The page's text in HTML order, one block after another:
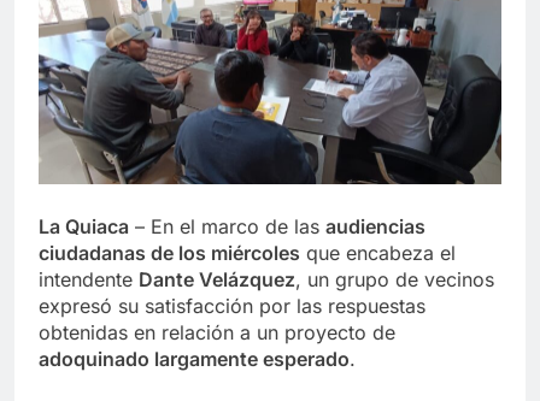
La Quiaca – En el marco de las audiencias
ciudadanas de los miércoles que encabeza el
intendente Dante Velázquez, un grupo de vecinos
expresó su satisfacción por las respuestas
obtenidas en relación a un proyecto de
adoquinado largamente esperado.